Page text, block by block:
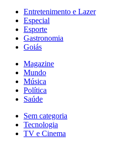
Entretenimento e Lazer
Especial
Esporte
Gastronomia
Goiás
Magazine
Mundo
Música
Política
Saúde
Sem categoria
Tecnologia
TV e Cinema